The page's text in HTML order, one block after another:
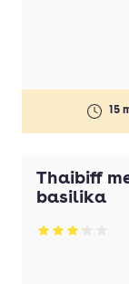
15
Thaibiff
basilika
Betyg: 3.17 av